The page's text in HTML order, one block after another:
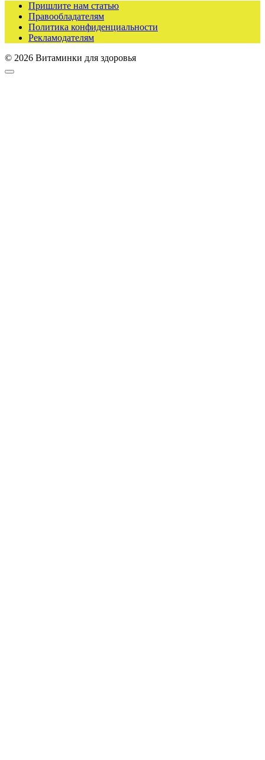
Пришлите нам статью
Правообладателям
Политика конфиденциальности
Рекламодателям
© 2026 Витаминки для здоровья